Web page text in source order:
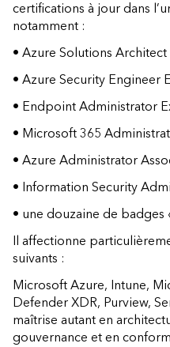
certifications à jour dans
notamment :
• Azure Solutions
• Azure Security Engineer
• Endpoint Administrator
• Microsoft 365
• Azure Administrator
• Information Security
• une douzaine de
Il affectionne
suivants :
Microsoft Azure, Intune,
Defender XDR, Purview,
maîtrise autant en
gouvernance et en